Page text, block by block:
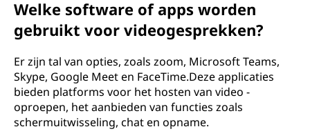
Welke software of apps worden
gebruikt voor videogesprekken?
Er zijn tal van opties, zoals zoom, Microsoft Teams,
Skype, Google Meet en FaceTime.Deze applicaties
bieden platforms voor het hosten van video -
oproepen, het aanbieden van functies zoals
schermuitwisseling, chat en opname.